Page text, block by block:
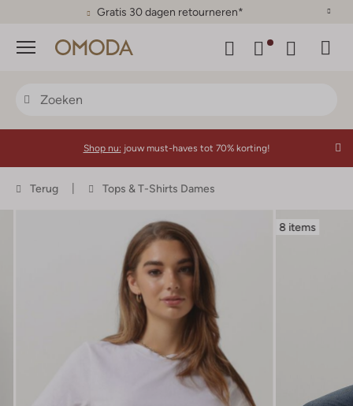
Gratis 30 dagen retourneren*
Menu
Shop nu: jouw must-haves tot 70% korting!
Terug Tops & T-Shirts Dames
8 items